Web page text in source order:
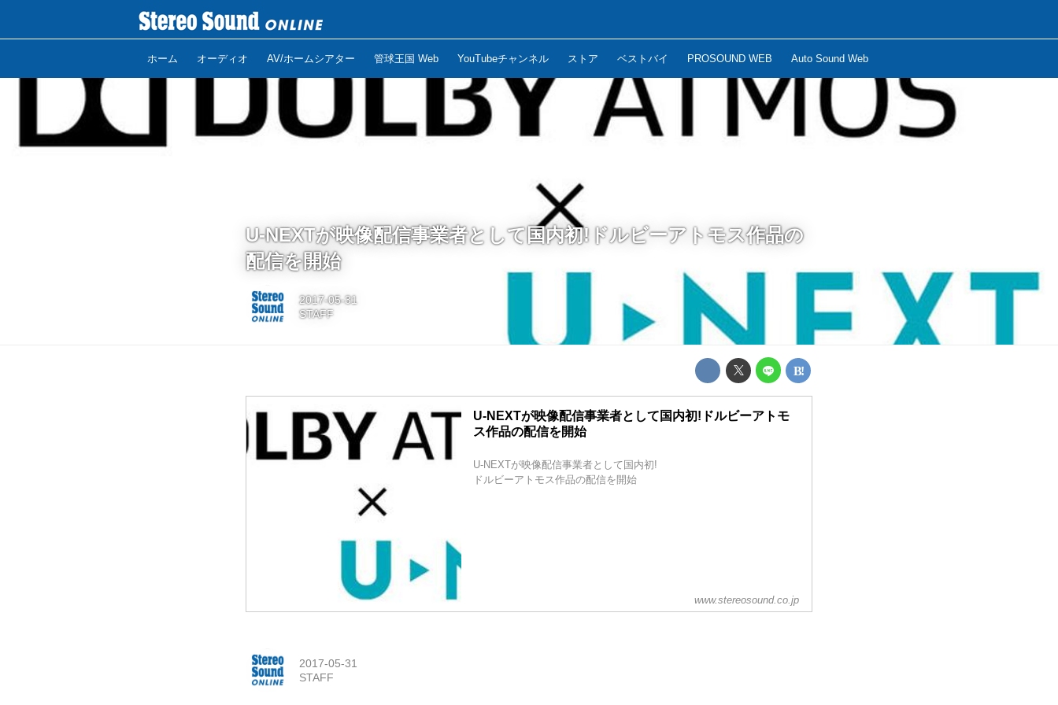
ホーム オーディオ AV/ホームシアター 管球王国 Web YouTubeチャンネル ストア ベストバイ PROSOUND WEB Auto Sound Web
U-NEXTが映像配信事業者として国内初!ドルビーアトモス作品の
配信を開始
2017-05-31
STAFF
U-NEXTが映像配信事業者として国内初!ドルビーアトモ
ス作品の配信を開始
U-NEXTが映像配信事業者として国内初!
ドルビーアトモス作品の配信を開始
www.stereosound.co.jp
2017-05-31
STAFF